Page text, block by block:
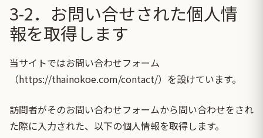
3-2．お問い合せされた個人情
報を取得します
当サイトではお問い合わせフォーム
（https://thainokoe.com/contact/） を設けています。
訪問者がそのお問い合わせフォームから問い合わせをされ
た際に入力された、以下の個人情報を取得します。